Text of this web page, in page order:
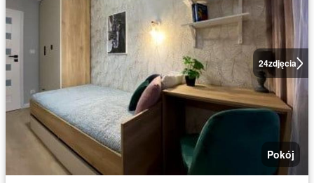
24zdjęcia
Pokój